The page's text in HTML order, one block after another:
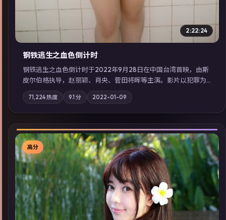
2:22:24
钢铁逃生之血色倒计时
钢铁逃生之血色倒计时于2022年9月28日在中国台湾首映，由斯
皮尔伯格执导，赵丽颖、肖央、菅田将晖等主演。影片以犯罪为
叙事主轴，失踪人口档案牵出跨国灰色产业链；摄影与配乐强化
地域气质；站内亦可通过「国产免费观看高清电视剧在线看」延
展检索同类型高分佳作，畅享高清在线追剧体验。
71,224热度 9.1 分 2022-01-09
▶
高分